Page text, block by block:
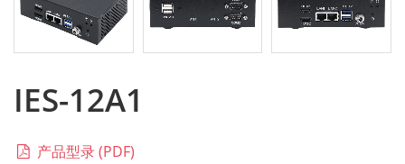
IES-12A1
产品型录 (PDF)